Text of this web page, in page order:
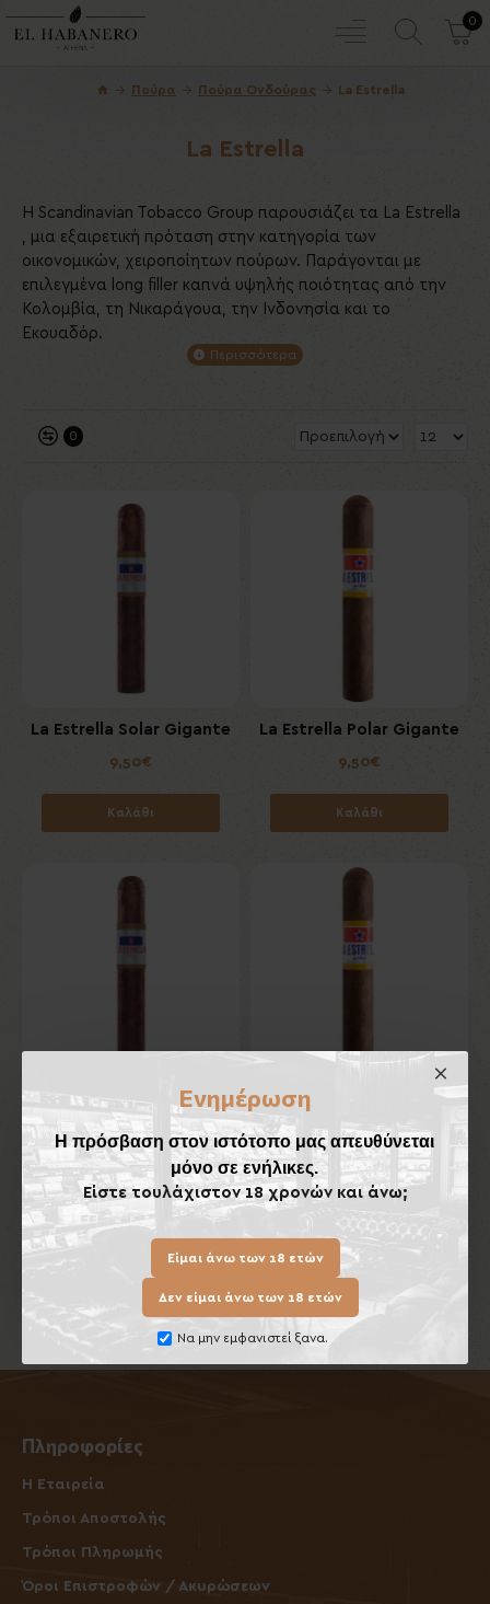
Ενημέρωση
Η πρόσβαση στον ιστότοπο μας απευθύνεται
μόνο σε ενήλικες.
Είστε τουλάχιστον 18 χρονών και άνω;
Είμαι άνω των 18 ετών
Δεν είμαι άνω των 18 ετών
Να μην εμφανιστεί ξανα.
0
Πούρα Πούρα Ονδούρας La Estrella
La Estrella
Η Scandinavian Tobacco Group παρουσιάζει τα La Estrella
, μια εξαιρετική πρόταση στην κατηγορία των
οικονομικών, χειροποίητων πούρων. Παράγονται με
επιλεγμένα long filler καπνά υψηλής ποιότητας από την
Κολομβία, τη Νικαράγουα, την Ινδονησία και το
Εκουαδόρ.
ισορροπημένο χαρακτήρα και απρόσμενα πλούσια γεύση.
Η εξαιρετικά προσιτή τιμή τους τα καθιστά ιδανική
0
La Estrella Solar Gigante
9,50€
Καλάθι
La Estrella Polar Gigante
9,50€
Καλάθι
La Estrella Solar Robusto
8,00€
Καλάθι
La Estrella Polar Robusto
8,00€
Καλάθι
Έχετε φτάσει στο τέλος της λίστας.
Πληροφορίες
Η Εταιρεία
Τρόποι Αποστολής
Τρόποι Πληρωμής
Όροι Επιστροφών / Ακυρώσεων